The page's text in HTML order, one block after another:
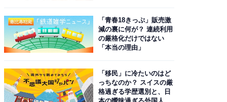
「青春18きっぷ」販売激
減の裏に何が？ 連続利用
の厳格化だけではない
「本当の理由」
「移民」に冷たいのはど
っちなのか？ スイスの厳
格過ぎる学歴選別と、日